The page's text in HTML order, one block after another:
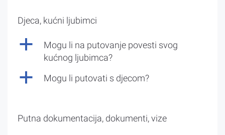
Djeca, kućni ljubimci
a
Mogu li na putovanje povesti svog
kućnog ljubimca?
a Mogu li putovati s djecom?
Putna dokumentacija, dokumenti, vize